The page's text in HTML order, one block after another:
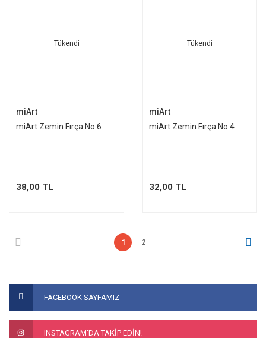
Tükendi
miArt
miArt Zemin Fırça No 6
38,00 TL
Tükendi
miArt
miArt Zemin Fırça No 4
32,00 TL
1 2
FACEBOOK SAYFAMIZ
INSTAGRAM'DA TAKİP EDİN!